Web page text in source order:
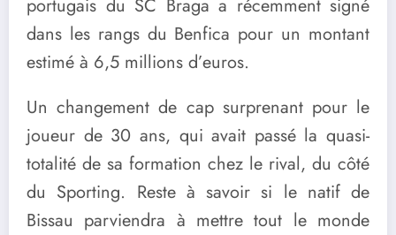
portugais du SC Braga a récemment signé
dans les rangs du Benfica pour un montant
estimé à 6,5 millions d’euros.
Un changement de cap surprenant pour le
joueur de 30 ans, qui avait passé la quasi-
totalité de sa formation chez le rival, du côté
du Sporting. Reste à savoir si le natif de
Bissau parviendra à mettre tout le monde